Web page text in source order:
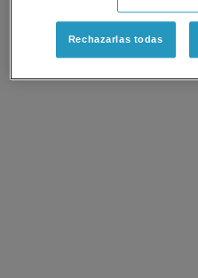
Rechazarlas todas